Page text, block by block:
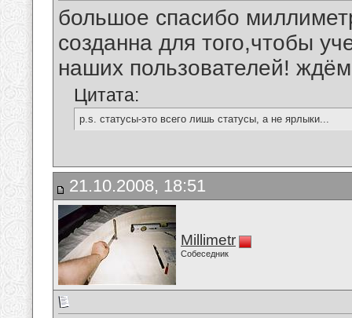
большое спасибо
созданна для того,чтобы
наших пользователей!
Цитата:
p.s. статусы-это всего лишь статусы, а не ярлыки...
21.10.2008, 18:51
Millimetr
Собеседник